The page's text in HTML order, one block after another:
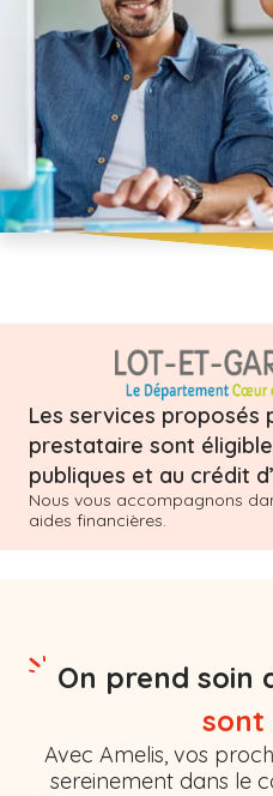
Les services proposés
prestataire sont
publiques et au crédit
Nous vous accompagnons
aides financières.
On prend soin
sont
Avec Amelis, vos
sereinement dans le